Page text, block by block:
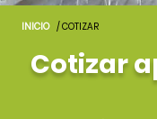
INICIO / COTIZAR
Cotizar